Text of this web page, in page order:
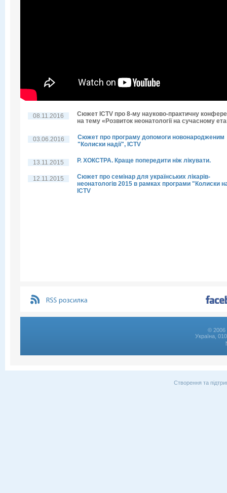
08.11.2016
Сюжет ICTV про 8-му науково-практичну
на тему «Розвиток неонатології на сучасному
03.06.2016
Сюжет про програму допомоги новонародженим
"Колиски надії", ICTV
13.11.2015 Р. ХОКСТРА. Краще попередити ніж лікувати.
12.11.2015
Сюжет про семінар для українських лікарів-
неонатологів 2015 в рамках програми "Колиски
ICTV
© 2006
Україна,
Створення та